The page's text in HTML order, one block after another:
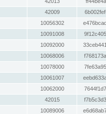
42009
10056302
10091008
10092000
10068006
10078000
10061007
10062000
42015
10089006